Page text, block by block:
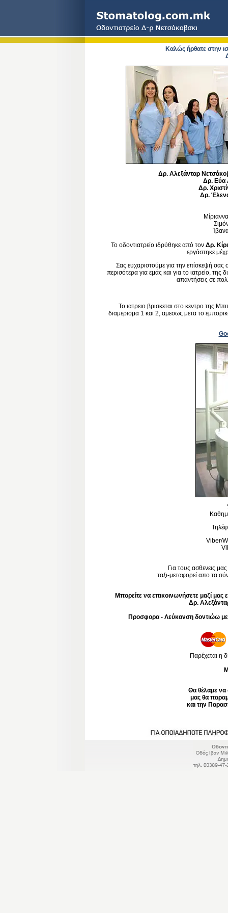
Καλώς ήρθατε στην
Δρ. Αλεξάνταρ
Δρ. Εύα
Δρ.
Δρ.
Το οδοντιατρείο ιδρύθηκε από τον Δρ.
εργάστηκε
Σας ευχαριστούμε για την επίσκεψή σας
περισότερα για εμάς και για το ιατρείο,
απαντήσεις σε
Το ιατρειο βρισκεται στο κεντρο της
διαμερισμα 1 και 2, αμεσως μετα το
Viber/
Για τους ασθενεις
ταξι-μεταφορεί απο τα
Μπορείτε να επικοινωνήσετε μαζί
Δρ.
Προσφορα - Λεύκανση δοντιώω με
Παρέχεται η
Θα θέλαμε να
μας θα
και την